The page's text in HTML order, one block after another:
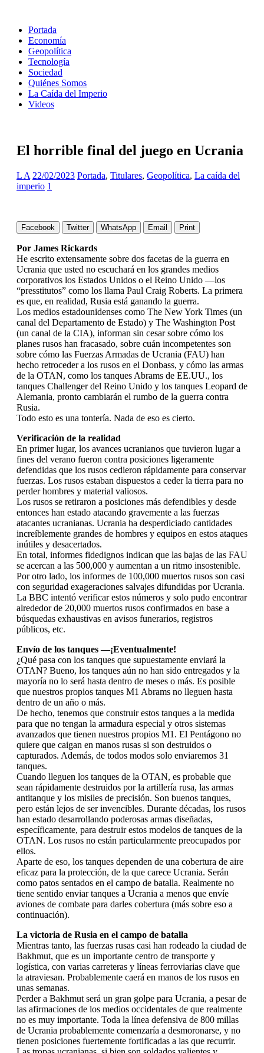
Portada
Economía
Geopolítica
Tecnología
Sociedad
Quiénes Somos
La Caída del Imperio
Videos
El horrible final del juego en Ucrania
L A 22/02/2023 Portada, Titulares, Geopolítica, La caída del
imperio 1
Facebook Twitter WhatsApp Email Print
Por James Rickards
He escrito extensamente sobre dos facetas de la guerra en
Ucrania que usted no escuchará en los grandes medios
corporativos los Estados Unidos o el Reino Unido —los
“presstitutos” como los llama Paul Craig Roberts. La primera
es que, en realidad, Rusia está ganando la guerra.
Los medios estadounidenses como The New York Times (un
canal del Departamento de Estado) y The Washington Post
(un canal de la CIA), informan sin cesar sobre cómo los
planes rusos han fracasado, sobre cuán incompetentes son
sobre cómo las Fuerzas Armadas de Ucrania (FAU) han
hecho retroceder a los rusos en el Donbass, y cómo las armas
de la OTAN, como los tanques Abrams de EE.UU., los
tanques Challenger del Reino Unido y los tanques Leopard de
Alemania, pronto cambiarán el rumbo de la guerra contra
Rusia.
Todo esto es una tontería. Nada de eso es cierto.
Verificación de la realidad
En primer lugar, los avances ucranianos que tuvieron lugar a
fines del verano fueron contra posiciones ligeramente
defendidas que los rusos cedieron rápidamente para conservar
fuerzas. Los rusos estaban dispuestos a ceder la tierra para no
perder hombres y material valiosos.
Los rusos se retiraron a posiciones más defendibles y desde
entonces han estado atacando gravemente a las fuerzas
atacantes ucranianas. Ucrania ha desperdiciado cantidades
increíblemente grandes de hombres y equipos en estos ataques
inútiles y desacertados.
En total, informes fidedignos indican que las bajas de las FAU
se acercan a las 500,000 y aumentan a un ritmo insostenible.
Por otro lado, los informes de 100,000 muertos rusos son casi
con seguridad exageraciones salvajes difundidas por Ucrania.
La BBC intentó verificar estos números y solo pudo encontrar
alrededor de 20,000 muertos rusos confirmados en base a
búsquedas exhaustivas en avisos funerarios, registros
públicos, etc.
Envío de los tanques —¡Eventualmente!
¿Qué pasa con los tanques que supuestamente enviará la
OTAN? Bueno, los tanques aún no han sido entregados y la
mayoría no lo será hasta dentro de meses o más. Es posible
que nuestros propios tanques M1 Abrams no lleguen hasta
dentro de un año o más.
De hecho, tenemos que construir estos tanques a la medida
para que no tengan la armadura especial y otros sistemas
avanzados que tienen nuestros propios M1. El Pentágono no
quiere que caigan en manos rusas si son destruidos o
capturados. Además, de todos modos solo enviaremos 31
tanques.
Cuando lleguen los tanques de la OTAN, es probable que
sean rápidamente destruidos por la artillería rusa, las armas
antitanque y los misiles de precisión. Son buenos tanques,
pero están lejos de ser invencibles. Durante décadas, los rusos
han estado desarrollando poderosas armas diseñadas,
específicamente, para destruir estos modelos de tanques de la
OTAN. Los rusos no están particularmente preocupados por
ellos.
Aparte de eso, los tanques dependen de una cobertura de aire
eficaz para la protección, de la que carece Ucrania. Serán
como patos sentados en el campo de batalla. Realmente no
tiene sentido enviar tanques a Ucrania a menos que envíe
aviones de combate para darles cobertura (más sobre eso a
continuación).
La victoria de Rusia en el campo de batalla
Mientras tanto, las fuerzas rusas casi han rodeado la ciudad de
Bakhmut, que es un importante centro de transporte y
logística, con varias carreteras y líneas ferroviarias clave que
la atraviesan. Probablemente caerá en manos de los rusos en
unas semanas.
Perder a Bakhmut será un gran golpe para Ucrania, a pesar de
las afirmaciones de los medios occidentales de que realmente
no es muy importante. Toda la línea defensiva de 800 millas
de Ucrania probablemente comenzaría a desmoronarse, y no
tienen posiciones fuertemente fortificadas a las que recurrir.